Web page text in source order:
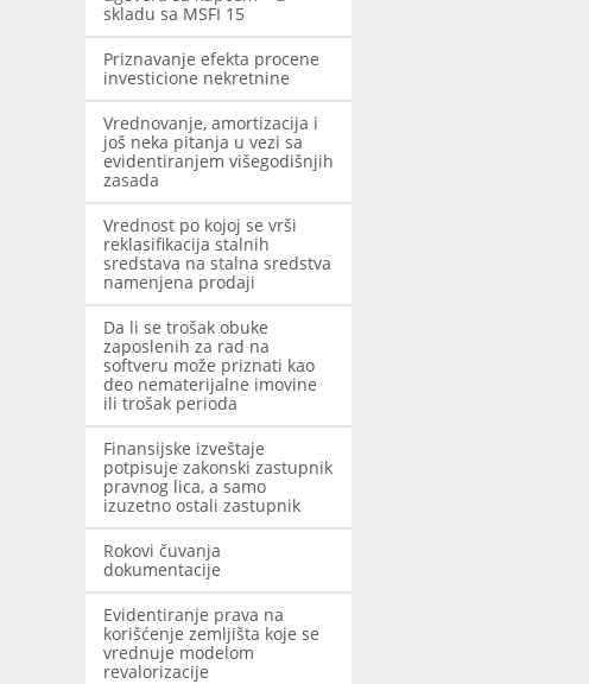
skladu sa MSFI 15
Priznavanje efekta procene
investicione nekretnine
Vrednovanje, amortizacija i
još neka pitanja u vezi sa
evidentiranjem višegodišnjih
zasada
Vrednost po kojoj se vrši
reklasifikacija stalnih
sredstava na stalna sredstva
namenjena prodaji
Da li se trošak obuke
zaposlenih za rad na
softveru može priznati kao
deo nematerijalne imovine
ili trošak perioda
Finansijske izveštaje
potpisuje zakonski zastupnik
pravnog lica, a samo
izuzetno ostali zastupnik
Rokovi čuvanja
dokumentacije
Evidentiranje prava na
korišćenje zemljišta koje se
vrednuje modelom
revalorizacije